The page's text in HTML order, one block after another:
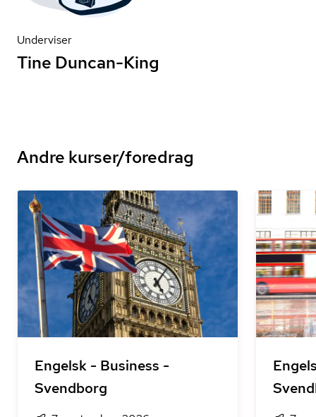
Underviser
Tine Duncan-King
Andre kurser/foredrag
Engelsk - Business -
Svendborg